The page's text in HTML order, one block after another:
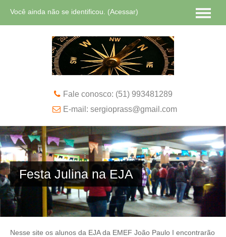
Você ainda não se identificou. (Acessar)
Português - Brasil ‎(pt_br)‎
Fale conosco: (51) 993481289
E-mail: sergioprass@gmail.com
Festa Julina na EJA
Nesse site os alunos da EJA da EMEF João Paulo I encontrarão